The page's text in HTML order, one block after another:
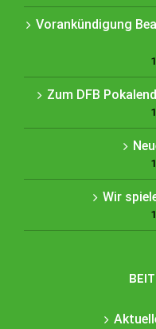
Vorankündigung
Zum DFB
Wir